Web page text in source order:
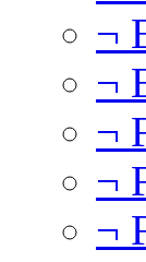
¬
¬
¬
¬
¬